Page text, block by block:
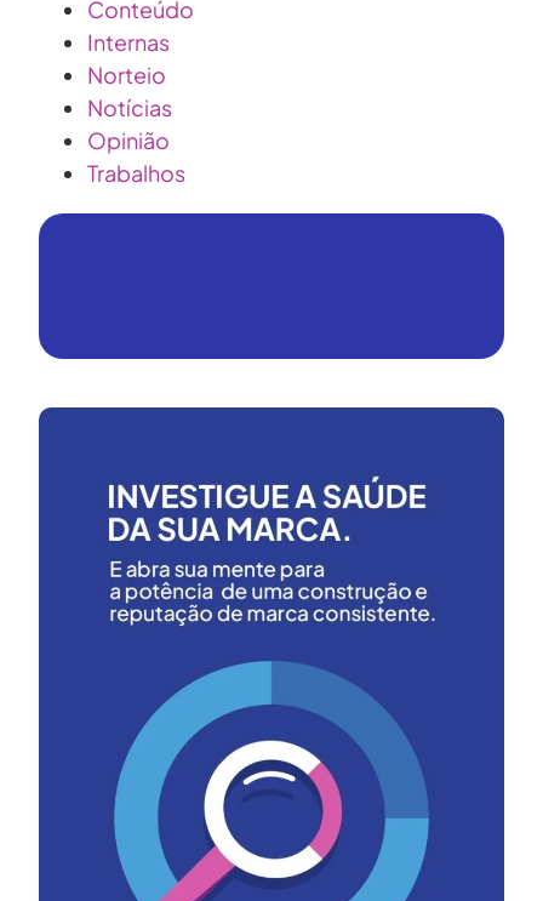
Conteúdo
Internas
Norteio
Notícias
Opinião
Trabalhos